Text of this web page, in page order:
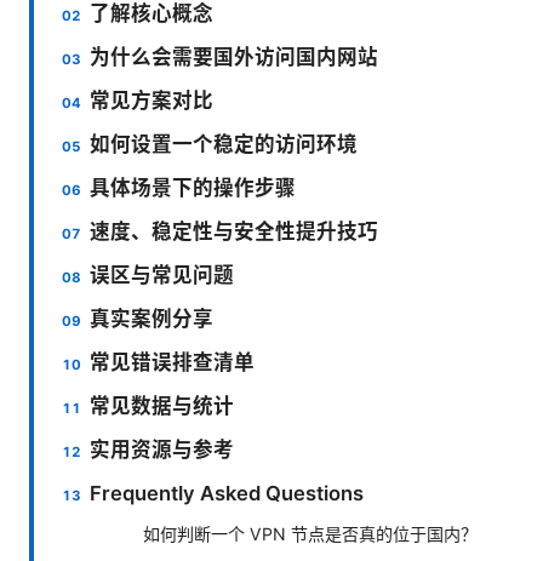
了解核心概念
为什么会需要国外访问国内网站
常见方案对比
如何设置一个稳定的访问环境
具体场景下的操作步骤
速度、稳定性与安全性提升技巧
误区与常见问题
真实案例分享
常见错误排查清单
常见数据与统计
实用资源与参考
Frequently Asked Questions
如何判断一个 VPN 节点是否真的位于国内？